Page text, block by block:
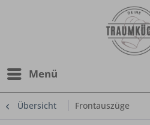
Menü
Übersicht Frontauszüge